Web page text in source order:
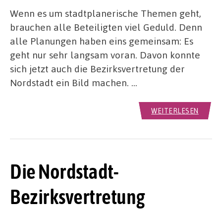
Wenn es um stadtplanerische Themen geht,
brauchen alle Beteiligten viel Geduld. Denn
alle Planungen haben eins gemeinsam: Es
geht nur sehr langsam voran. Davon konnte
sich jetzt auch die Bezirksvertretung der
Nordstadt ein Bild machen. …
WEITERLESEN
Die Nordstadt-
Bezirksvertretung